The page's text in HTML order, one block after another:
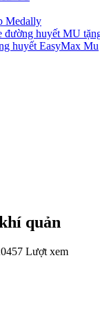
Medally
đường huyết MU
huyết EasyMax Mu
quản
Lượt xem